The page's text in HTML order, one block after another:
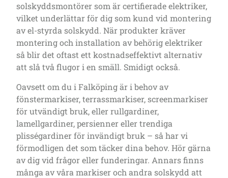
solskyddsmontörer som är certifierade elektriker,
vilket underlättar för dig som kund vid montering
av el-styrda solskydd. När produkter kräver
montering och installation av behörig elektriker
så blir det oftast ett kostnadseffektivt alternativ
att slå två flugor i en smäll. Smidigt också.
Oavsett om du i Falköping är i behov av
fönstermarkiser, terrassmarkiser, screenmarkiser
för utvändigt bruk, eller rullgardiner,
lamellgardiner, persienner eller trendiga
plisségardiner för invändigt bruk – så har vi
förmodligen det som täcker dina behov. Hör gärna
av dig vid frågor eller funderingar. Annars finns
många av våra markiser och andra solskydd att